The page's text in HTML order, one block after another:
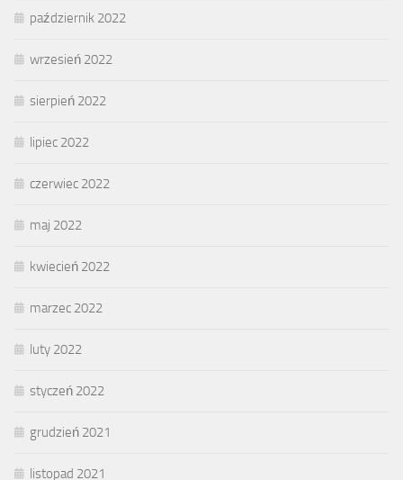
październik 2022
wrzesień 2022
sierpień 2022
lipiec 2022
czerwiec 2022
maj 2022
kwiecień 2022
marzec 2022
luty 2022
styczeń 2022
grudzień 2021
listopad 2021